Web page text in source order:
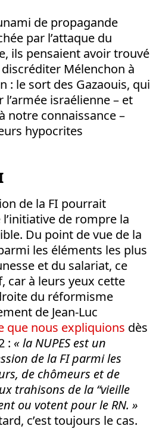
de propagande
par l’attaque du
ils pensaient avoir trouvé
discréditer Mélenchon à
: le sort des Gazaouis, qui
israélienne – et
notre connaissance –
hypocrites
de la FI pourrait
de rompre la
Du point de vue de la
les éléments les plus
et du salariat, ce
car à leurs yeux cette
du réformisme
de Jean-Luc
que nous expliquions dès
: « la NUPES est un
de la FI parmi les
de chômeurs et de
trahisons de la “vieille
ou votent pour le RN. »
c’est toujours le cas.